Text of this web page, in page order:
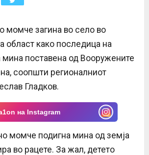
момче загина во село во
област како последица на
мина поставена од Вооружените
соопшти регионалниот
Гладков.
на Instagram
момче подигна мина од земја
во рацете. За жал, детето